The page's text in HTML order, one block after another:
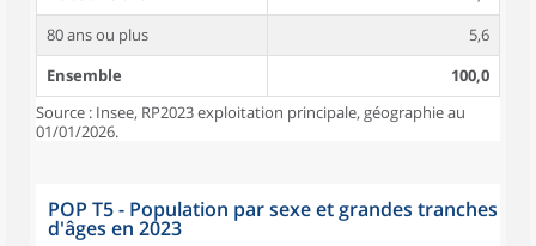
80 ans ou plus
5,6
Ensemble
100,0
Source : Insee, RP2023 exploitation principale, géographie au
01/01/2026.
POP T5 - Population par sexe et grandes tranches
d'âges en 2023